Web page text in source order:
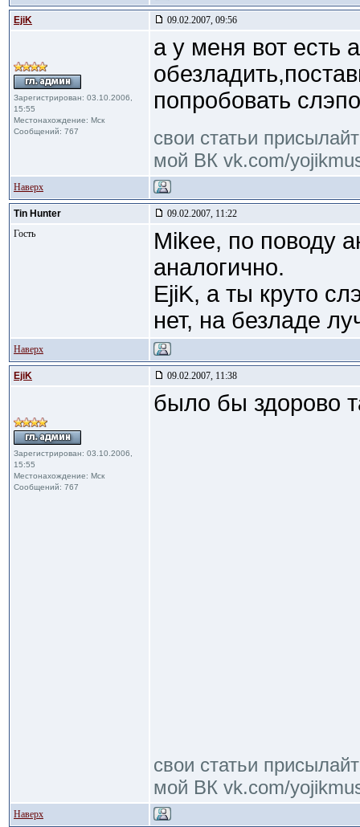
EjiK 09.02.2007, 09:56
Зарегистрирован: 03.10.2006,
15:55
Местонахождение: Мск
Сообщений: 767
а у меня вот есть
попробовать
свои статьи
мой ВК vk.com/
Наверх
Tin Hunter
09.02.2007, 11:22
Гость
Mikee, по поводу
аналогично.
EjiK, а ты круто
нет, на безладе
Наверх
EjiK 09.02.2007, 11:38
Зарегистрирован: 03.10.2006,
15:55
Местонахождение: Мск
Сообщений: 767
было бы здорово
свои статьи
мой ВК vk.com/
Наверх